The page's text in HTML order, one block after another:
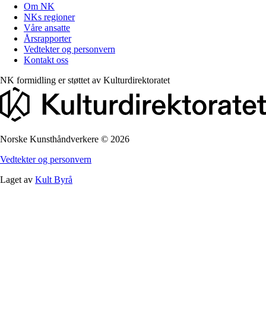
Om NK
NKs regioner
Våre ansatte
Årsrapporter
Vedtekter og personvern
Kontakt oss
NK formidling er støttet av Kulturdirektoratet
Norske Kunsthåndverkere © 2026
Vedtekter og personvern
Laget av Kult Byrå